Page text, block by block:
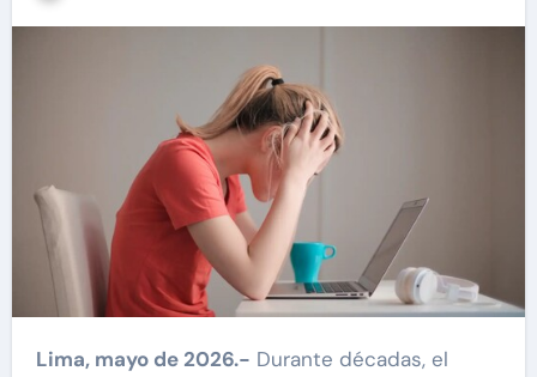
Lima, mayo de 2026.- Durante décadas, el